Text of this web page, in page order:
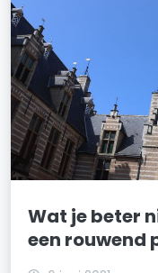
Wat je beter
een rouwend